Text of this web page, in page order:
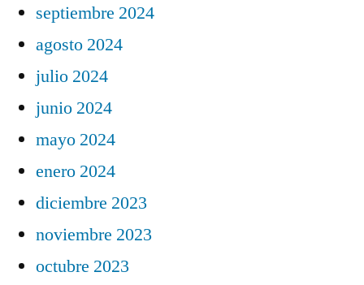
septiembre 2024
agosto 2024
julio 2024
junio 2024
mayo 2024
enero 2024
diciembre 2023
noviembre 2023
octubre 2023